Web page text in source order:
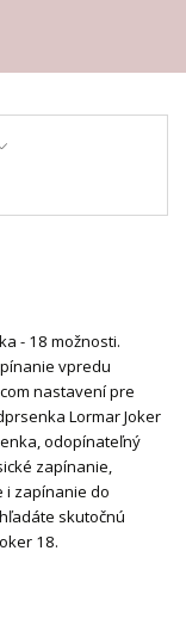
- 18 možnosti.
vpredu
nastavení pre
Lormar Joker
odopínateľný
zapínanie,
i zapínanie do
skutočnú
18.